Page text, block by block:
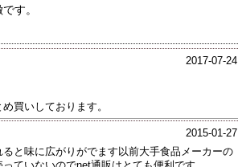
す。
2017-07-24
買いしております。
2015-01-27
と味に広がりがでます以前大手食品メーカーの